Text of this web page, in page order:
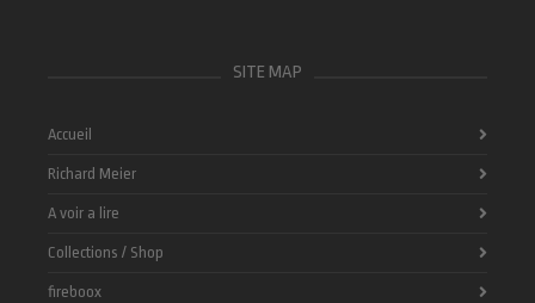
SITE MAP
Accueil
Richard Meier
A voir a lire
Collections / Shop
fireboox